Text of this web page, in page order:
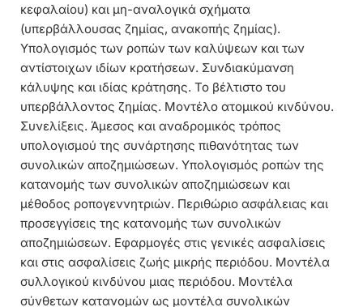
κεφαλαίου) και μη-αναλογικά σχήματα
(υπερβάλλουσας ζημίας, ανακοπής ζημίας).
Υπολογισμός των ροπών των καλύψεων και των
αντίστοιχων ιδίων κρατήσεων. Συνδιακύμανση
κάλυψης και ιδίας κράτησης. Το βέλτιστο του
υπερβάλλοντος ζημίας. Μοντέλο ατομικού κινδύνου.
Συνελίξεις. Άμεσος και αναδρομικός τρόπος
υπολογισμού της συνάρτησης πιθανότητας των
συνολικών αποζημιώσεων. Υπολογισμός ροπών της
κατανομής των συνολικών αποζημιώσεων και
μέθοδος ροπογεννητριών. Περιθώριο ασφάλειας και
προσεγγίσεις της κατανομής των συνολικών
αποζημιώσεων. Εφαρμογές στις γενικές ασφαλίσεις
και στις ασφαλίσεις ζωής μικρής περιόδου. Μοντέλα
συλλογικού κινδύνου μιας περιόδου. Μοντέλα
σύνθετων κατανομών ως μοντέλα συνολικών